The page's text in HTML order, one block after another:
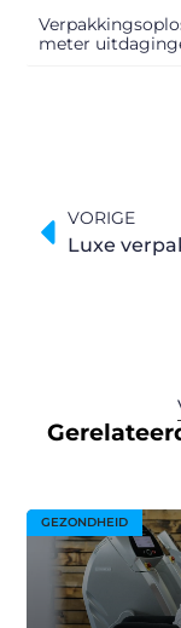
meter
VORIGE
GEZONDHEID